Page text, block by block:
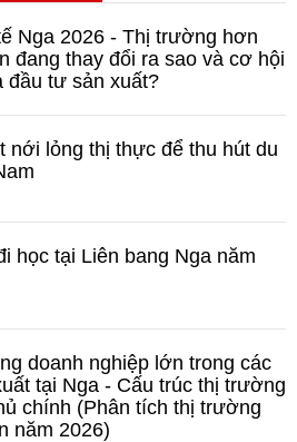
Nga 2026 - Thị trường hơn
đang thay đổi ra sao và cơ hội
đầu tư sản xuất?
nới lỏng thị thực để thu hút du
học tại Liên bang Nga năm
doanh nghiệp lớn trong các
tại Nga - Cấu trúc thị trường
chính (Phân tích thị trường
năm 2026)